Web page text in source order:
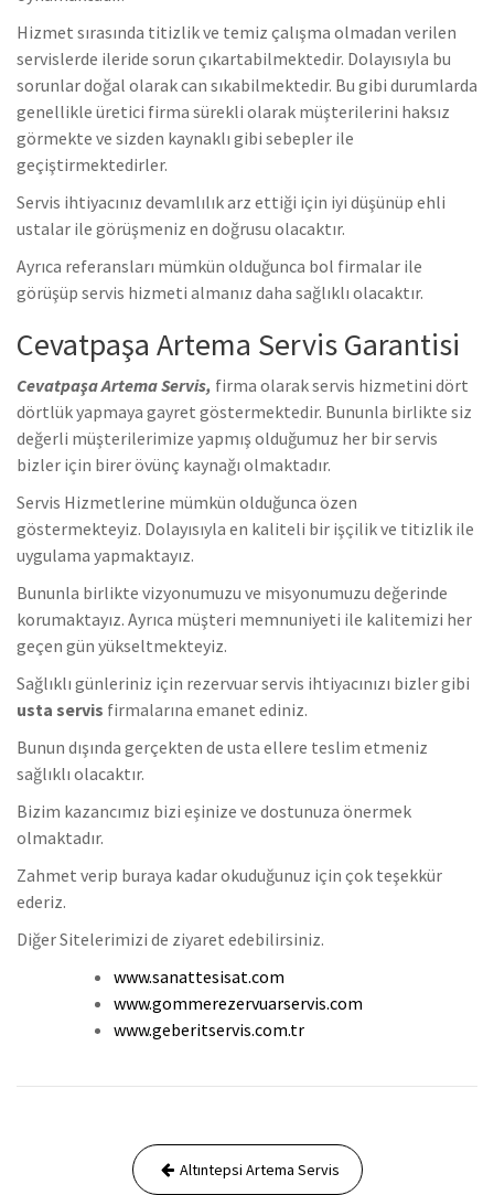
Hizmet sırasında titizlik ve temiz çalışma olmadan verilen
servislerde ileride sorun çıkartabilmektedir. Dolayısıyla bu
sorunlar doğal olarak can sıkabilmektedir. Bu gibi durumlarda
genellikle üretici firma sürekli olarak müşterilerini haksız
görmekte ve sizden kaynaklı gibi sebepler ile
geçiştirmektedirler.
Servis ihtiyacınız devamlılık arz ettiği için iyi düşünüp ehli
ustalar ile görüşmeniz en doğrusu olacaktır.
Ayrıca referansları mümkün olduğunca bol firmalar ile
görüşüp servis hizmeti almanız daha sağlıklı olacaktır.
Cevatpaşa Artema Servis Garantisi
Cevatpaşa Artema Servis, firma olarak servis hizmetini dört
dörtlük yapmaya gayret göstermektedir. Bununla birlikte siz
değerli müşterilerimize yapmış olduğumuz her bir servis
bizler için birer övünç kaynağı olmaktadır.
Servis Hizmetlerine mümkün olduğunca özen
göstermekteyiz. Dolayısıyla en kaliteli bir işçilik ve titizlik ile
uygulama yapmaktayız.
Bununla birlikte vizyonumuzu ve misyonumuzu değerinde
korumaktayız. Ayrıca müşteri memnuniyeti ile kalitemizi her
geçen gün yükseltmekteyiz.
Sağlıklı günleriniz için rezervuar servis ihtiyacınızı bizler gibi
usta servis firmalarına emanet ediniz.
Bunun dışında gerçekten de usta ellere teslim etmeniz
sağlıklı olacaktır.
Bizim kazancımız bizi eşinize ve dostunuza önermek
olmaktadır.
Zahmet verip buraya kadar okuduğunuz için çok teşekkür
ederiz.
Diğer Sitelerimizi de ziyaret edebilirsiniz.
www.sanattesisat.com
www.gommerezervuarservis.com
www.geberitservis.com.tr
Altıntepsi Artema Servis